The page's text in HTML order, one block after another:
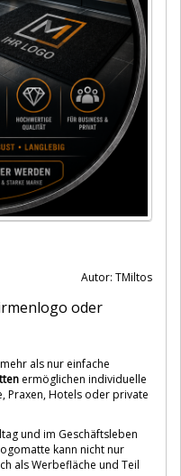
Autor: TMiltos
oder
als nur einfache
ermöglichen individuelle
Praxen, Hotels oder private
und im Geschäftsleben
kann nicht nur
als Werbefläche und Teil